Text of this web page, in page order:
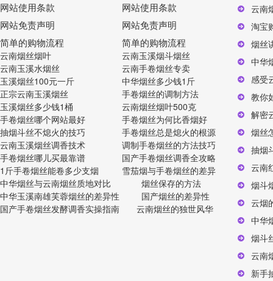
网站使用条款
网站免责声明
简单的购物流程
云南烟丝烟叶
云南玉溪水烟丝
玉溪烟丝100元一斤
正宗云南玉溪烟丝
玉溪烟丝多少钱1桶
手卷烟丝哪个网站最好
抽烟斗丝不熄火的技巧
云南玉溪烟丝调香技术
手卷烟丝哪儿买最靠谱
1斤手卷烟丝能卷多少支烟
中华烟丝与云南烟丝质地对比
中华玉溪南雄芙蓉烟丝的差异性
国产手卷烟丝发酵调香实操指南
网站使用条款
网站免责声明
简单的购物流程
云南玉溪烟斗烟丝
云南手卷烟丝专卖
中华烟丝多少钱1斤
手卷烟丝的调制方法
云南烟丝烟叶500克
手卷烟丝为何比香烟好
手卷烟丝总是熄火的根源
调制手卷烟丝的方法技巧
国产手卷烟丝调香全攻略
雪茄烟与手卷烟丝的差异
烟丝保存的方法
国产烟丝的差异性
云南烟丝的独世风华
云南
淘宝
烟丝
中华
感受
教你
解密
烟丝
抽烟
云南
烟斗
云烟
中华
烟斗
云南
新手